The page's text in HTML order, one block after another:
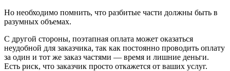
Но необходимо помнить, что разбитые части должны быть в
разумных объемах.
С другой стороны, поэтапная оплата может оказаться
неудобной для заказчика, так как постоянно проводить оплату
за один и тот же заказ частями — время и лишние деньги.
Есть риск, что заказчик просто откажется от ваших услуг.